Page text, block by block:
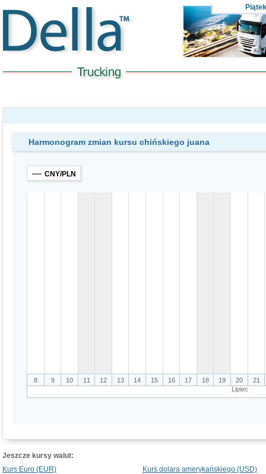
Piątek
Harmonogram zmian kursu chińskiego juana
CNY/PLN
8 9 10 11 12 13 14 15 16 17 18 19 20
21
Lipiec
Jeszcze kursy walut:
Kurs Euro (EUR)
Kurs dolara amerykańskiego (USD)